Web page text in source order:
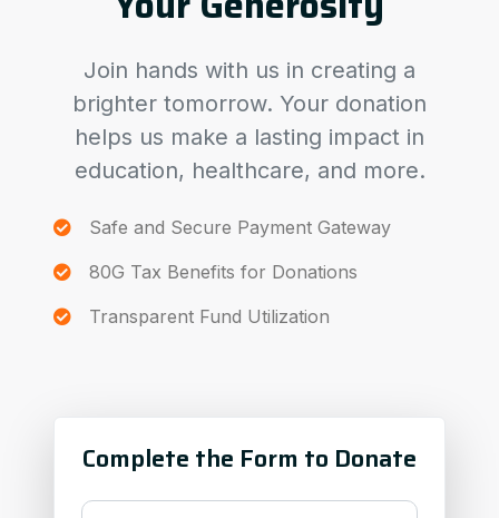
Join hands with us in creating a
brighter tomorrow. Your donation
helps us make a lasting impact in
education, healthcare, and more.
Safe and Secure Payment Gateway
80G Tax Benefits for Donations
Transparent Fund Utilization
Complete the Form to Donate